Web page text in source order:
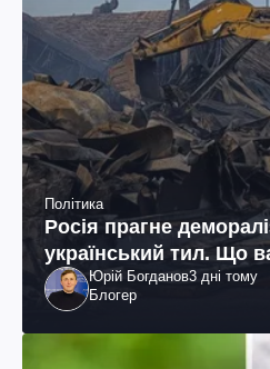
Політика
Росія прагне
український тил. Що
Юрій Богданов3 дні тому
Блогер